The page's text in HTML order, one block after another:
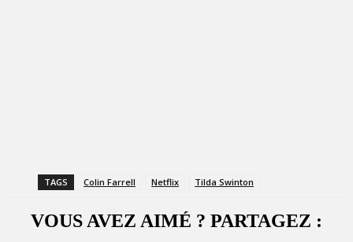
TAGS Colin Farrell Netflix Tilda Swinton
VOUS AVEZ AIMÉ ? PARTAGEZ :